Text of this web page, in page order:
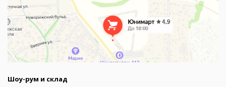
Шоу-рум и склад